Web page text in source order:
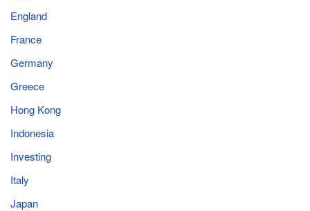
England
France
Germany
Greece
Hong Kong
Indonesia
Investing
Italy
Japan